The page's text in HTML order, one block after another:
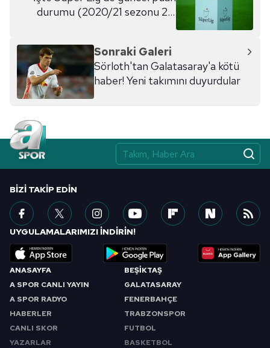
durumu (2020/21 sezonu 22.
Sonraki Galeri
Sörloth'tan Galatasaray'a kötü
haber! Yeni takımını duyurdular
ANASAYFA
A SPOR CANLI YAYIN
A SPOR RADYO
HABERLER
CANLI SKOR
YAZARLAR
BEŞİKTAŞ
GALATASARAY
FENERBAHÇE
TRABZONSPOR
FUTBOL
BASKETBOL
BIZI TAKIP EDIN
UYGULAMALARIMIZI İNDİRİN!